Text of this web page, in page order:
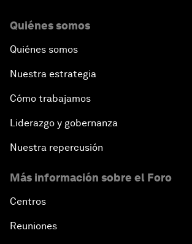
Quiénes somos
Quiénes somos
Nuestra estrategia
Cómo trabajamos
Liderazgo y gobernanza
Nuestra repercusión
Más información sobre el Foro
Centros
Reuniones